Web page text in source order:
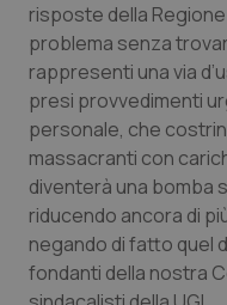
Quotidiano
Quotidiano
Quotidiano
Quotidiano
Rene &
risposte della
problema senza
rappresenti una via
presi provvedimenti
personale, che
massacranti con
diventerà una bomba
riducendo ancora di
negando di fatto quel
fondanti della nostra